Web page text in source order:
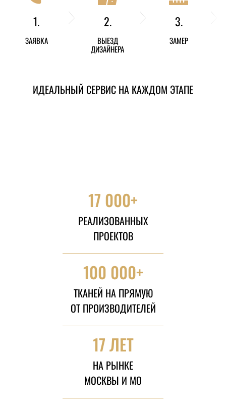
1.
ЗАЯВКА
2.
ВЫЕЗД
ДИЗАЙНЕРА
3.
ЗАМЕР
ИДЕАЛЬНЫЙ СЕРВИС НА КАЖДОМ ЭТАПЕ
17 000+
РЕАЛИЗОВАННЫХ
ПРОЕКТОВ
100 000+
ТКАНЕЙ НА ПРЯМУЮ
ОТ ПРОИЗВОДИТЕЛЕЙ
17 ЛЕТ
НА РЫНКЕ
МОСКВЫ И МО